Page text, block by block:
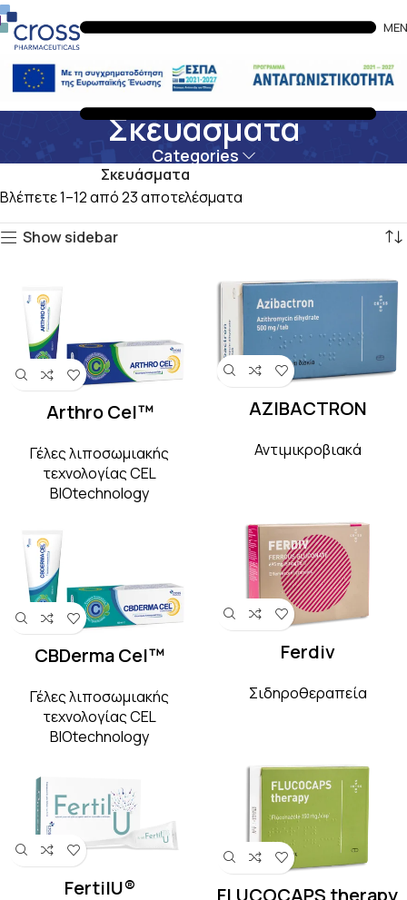
Σκευάσματα
Categories
Σκευάσματα
Βλέπετε 1–12 από 23 αποτελέσματα
Show sidebar
Arthro Cel™
Γέλες λιποσωμιακής
τεχνολογίας CEL
BIOtechnology
AZIBACTRON
Αντιμικροβιακά
CBDerma Cel™
Γέλες λιποσωμιακής
τεχνολογίας CEL
BIOtechnology
Ferdiv
Σιδηροθεραπεία
FertilU® FLUCOCAPS therapy